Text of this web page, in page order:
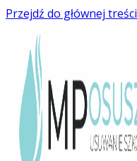
Przejdź do głównej treści